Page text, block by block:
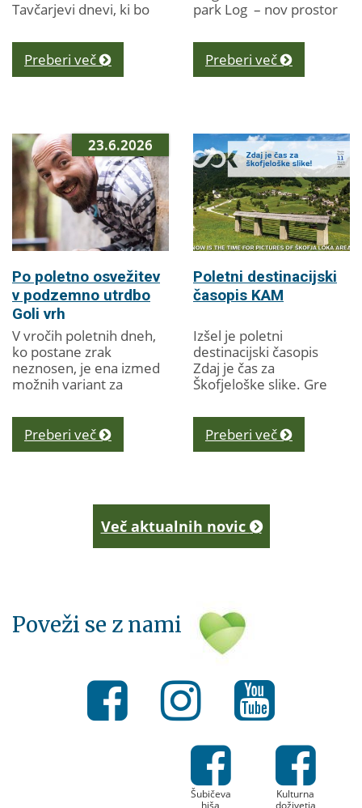
Tavčarjevi dnevi, ki bo
avgustom 2026 ponudil
raznolik program za
vse generacije. V...
Preberi več
park Log – nov prostor
gibanje, ustvarjanje in
sprostitev, namenjen...
Preberi več
23.6.2026
Po poletno osvežitev
v podzemno utrdbo
Goli vrh
V vročih poletnih dneh,
ko postane zrak
neznosen, je ena izmed
možnih variant za
podzemne slemenske
utrdbe Rupnikove linije
na Golem vrhu. V
Preberi več
Poletni destinacijski
časopis KAM
Izšel je poletni
destinacijski časopis
Zdaj je čas za
Škofjeloške slike. Gre
turističnim
ponudnikom ter
obiskovalcem in
Preberi več
Več aktualnih novic
Poveži se z nami
Kulturna
doživetja
Šubičeva
hiša